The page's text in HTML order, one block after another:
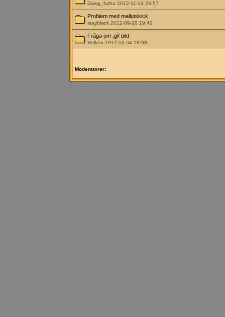
Dawg_fatha 2012-11-14 23:57
Problem med mailutskick
stayblack 2012-09-20 19:40
Fråga om .gif bild
Holken 2012-10-04 18:08
Moderatorer: